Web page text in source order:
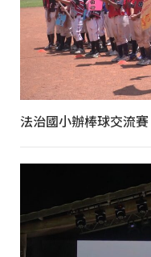
法治國小辦棒球交流